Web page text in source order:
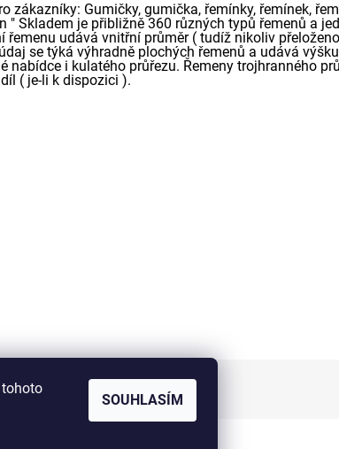
zákazníky: Gumičky, gumička, řemínky, řemínek,
" Skladem je přibližně 360 různých typů řemenů a
udává vnitřní průměr ( tudíž nikoliv
se týká výhradně plochých řemenů a udává
nabídce i kulatého průřezu. Řemeny trojhranného
( je-li k dispozici ).
zařízení
SOUHLASÍM